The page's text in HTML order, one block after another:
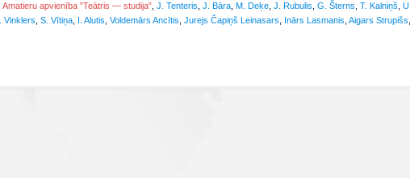
Amatieru apvienība ”Teātris — studija”, J. Tenteris J. Bāra, M. Deķe, J. Rubulis G. Šterns T. Kalniņš U.
I. Vinklers S. Vītiņa, I. Alutis Voldemārs Ancītis Jurejs Čapiņš Leinasars Inārs Lasmanis Aigars Strupišs